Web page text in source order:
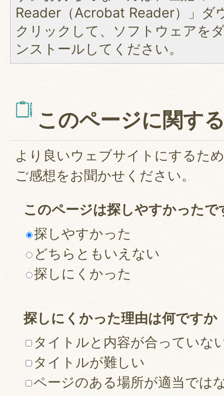
Reader（Acrobat Reader）」ダ
クリックして、ソフトウェアを
ンストールしてください。
このページに関す
より良いウェブサイトにするた
ご感想をお聞かせください。
このページは探しやすかったで
探しやすかった
どちらともいえない
探しにくかった
探しにくかった理由は何ですか
タイトルと内容が合っていな
タイトルが難しい
ページのある場所が適当では